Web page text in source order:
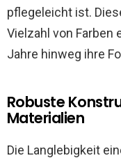
pflegeleicht ist.
Vielzahl von Farben
Jahre hinweg ihre
Robuste
Materialien
Die Langlebigkeit